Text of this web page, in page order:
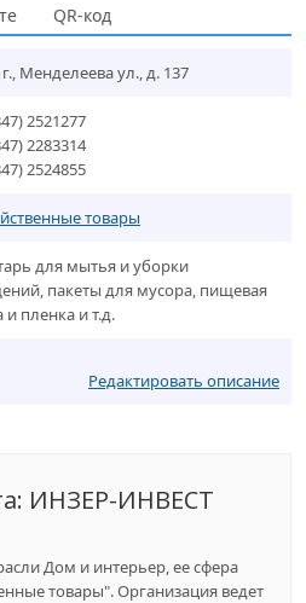
QR-код
, Менделеева ул., д. 137
2521277
2283314
2524855
товары
для мытья и уборки
пакеты для мусора, пищевая
и пленка и т.д.
Редактировать описание
ИНЗЕР-ИНВЕСТ
Дом и интерьер, ее сфера
товары". Организация ведет